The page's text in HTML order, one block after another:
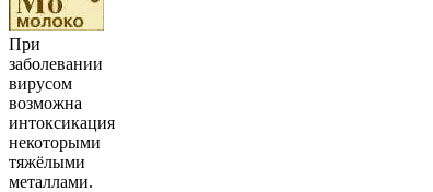
При
заболевании
вирусом
возможна
интоксикация
некоторыми
тяжёлыми
металлами.